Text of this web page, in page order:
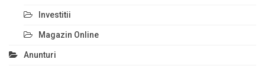
Investitii
Magazin Online
Anunturi